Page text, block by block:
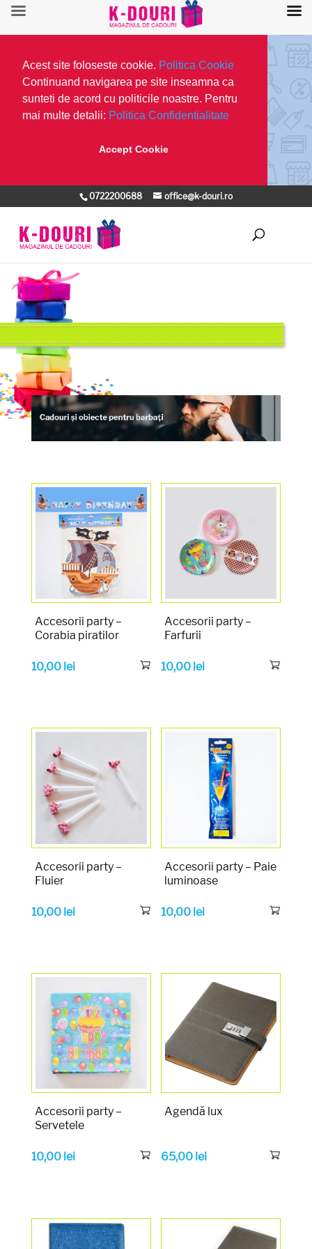
Acest site foloseste cookie. Politica Cookie
Continuand navigarea pe site inseamna ca
sunteti de acord cu politicile noastre. Pentru
mai multe detalii: Politica Confidentialitate
Accept Cookie
0722200688 office@k-douri.ro
Accesorii party –
Corabia piratilor
10,00 lei
Accesorii party –
Farfurii
10,00 lei
Accesorii party –
Fluier
10,00 lei
Accesorii party – Paie
luminoase
10,00 lei
Accesorii party –
Servetele
10,00 lei
Agendă lux
65,00 lei